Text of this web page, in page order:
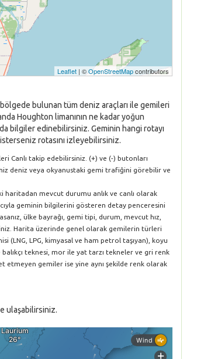
Leaflet | ©OpenStreetMapcontributors
bulunan tüm deniz araçları ile gemileri
Houghton limanının ne kadar yoğun
bilgiler edinebilirsiniz. Geminin hangi rotayı
rotasını izleyebilirsiniz.
Canlı takip edebilirsiniz. (+) ve (-) butonları
deniz veya okyanustaki gemi trafiğini görebilir ve
haritadan mevcut durumu anlık ve canlı olarak
geminin bilgilerini gösteren detay penceresini
ülke bayrağı, gemi tipi, durum, mevcut hız,
Harita üzerinde genel olarak gemilerin türleri
(LNG, LPG, kimyasal ve ham petrol taşıyan), koyu
teknesi, mor ile yat tarzı tekneler ve gri renk
gemiler ise yine aynı şekilde renk olarak
ulaşabilirsiniz.